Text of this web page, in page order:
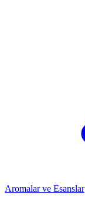
Aromalar ve Esanslar